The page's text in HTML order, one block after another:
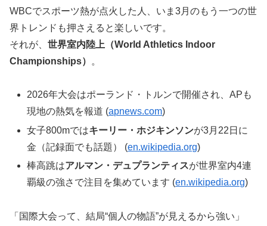
WBCでスポーツ熱が点火した人、いま3月のもう一つの世
界トレンドも押さえると楽しいです。
それが、 世界室内陸上（World Athletics Indoor
Championships）
。
2026年大会はポーランド・トルンで開催され、APも
現地の熱気を報道 (apnews.com)
女子800mではキーリー・ホジキンソンが3月22日に
金（記録面でも話題） (en.wikipedia.org)
棒高跳はアルマン・デュプランティスが世界室内4連
覇級の強さで注目を集めています (en.wikipedia.org)
「国際大会って、結局“個人の物語”が見えるから強い」